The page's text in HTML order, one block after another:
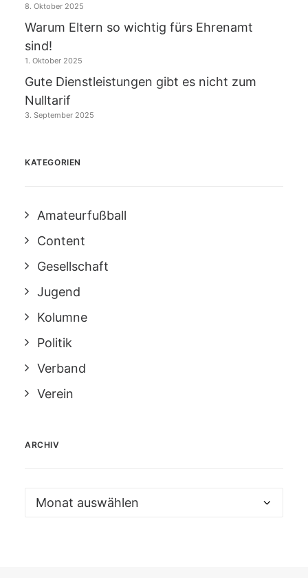
8. Oktober 2025
Warum Eltern so wichtig fürs Ehrenamt
sind!
1. Oktober 2025
Gute Dienstleistungen gibt es nicht zum
Nulltarif
3. September 2025
KATEGORIEN
Amateurfußball
Content
Gesellschaft
Jugend
Kolumne
Politik
Verband
Verein
ARCHIV
Archiv